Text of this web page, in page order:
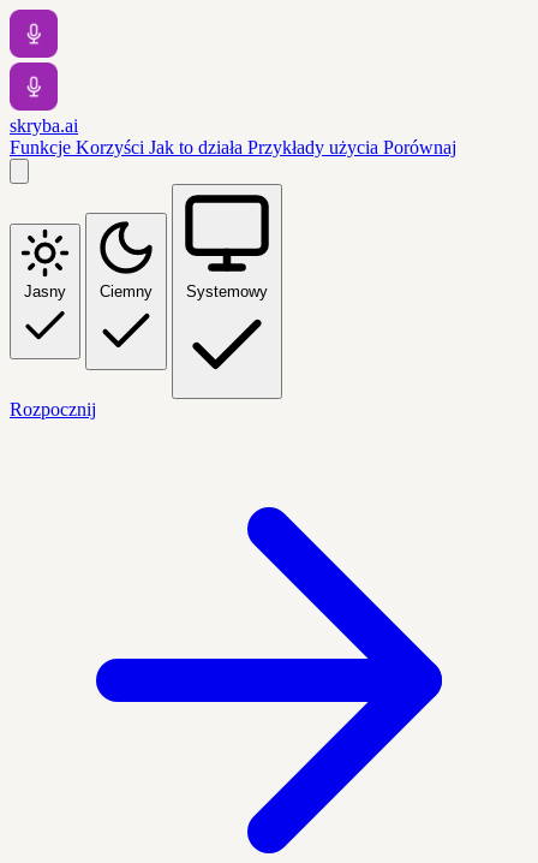
skryba.ai
Funkcje Korzyści Jak to działa Przykłady użycia Porównaj
Jasny Ciemny Systemowy
Rozpocznij